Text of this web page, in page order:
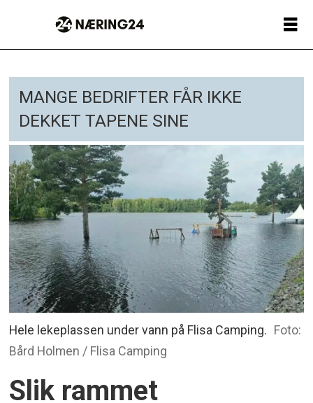
MANGE BEDRIFTER FÅR IKKE
DEKKET TAPENE SINE
Hele lekeplassen under vann på Flisa Camping. Foto:
Bård Holmen / Flisa Camping
Slik rammet